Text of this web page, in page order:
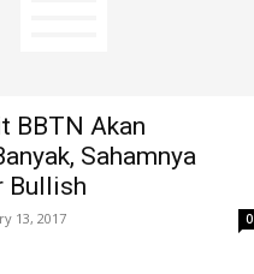
BBTN Akan
Sahamnya
Bullish
13, 2017 0